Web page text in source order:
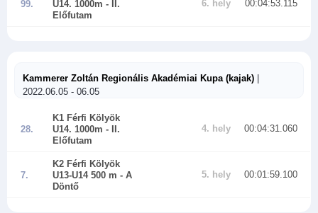
99.
U14. 1000m - II.
Előfutam
6. hely 00:04:53.115
Kammerer Zoltán Regionális Akadémiai Kupa (kajak) |
2022.06.05 - 06.05
28.
K1 Férfi Kölyök
U14. 1000m - II.
Előfutam
4. hely 00:04:31.060
7.
K2 Férfi Kölyök
U13-U14 500 m - A
Döntő
5. hely 00:01:59.100